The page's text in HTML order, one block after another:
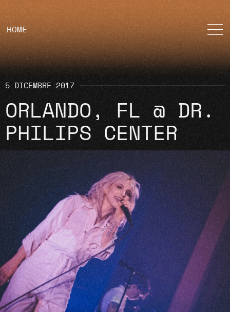
HOME
5 DICEMBRE 2017
ORLANDO, FL @ DR.
PHILIPS CENTER